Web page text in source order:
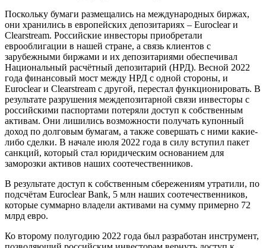
Поскольку бумаги размещались на международных биржах,
они хранились в европейских депозитариях – Euroclear и
Clearstream. Российские инвесторы приобретали
еврооблигации в нашей стране, а связь клиентов с
зарубежными биржами и их депозитариями обеспечивал
Национальный расчётный депозитарий (НРД). Весной 2022
года финансовый мост между НРД с одной стороны, и
Euroclear и Clearstream с другой, перестал функционировать. В
результате разрушения междепозитарной связи инвесторы с
российскими паспортами потеряли доступ к собственным
активам. Они лишились возможности получать купонный
доход по долговым бумагам, а также совершать с ними какие-
либо сделки. В начале июля 2022 года в силу вступил пакет
санкций, который стал юридическим основанием для
заморозки активов наших соотечественников.
В результате доступ к собственным сбережениям утратили, по
подсчётам Euroclear Bank, 5 млн наших соотечественников,
которые суммарно владели активами на сумму примерно 72
млрд евро.
Ко второму полугодию 2022 года был разработан инструмент,